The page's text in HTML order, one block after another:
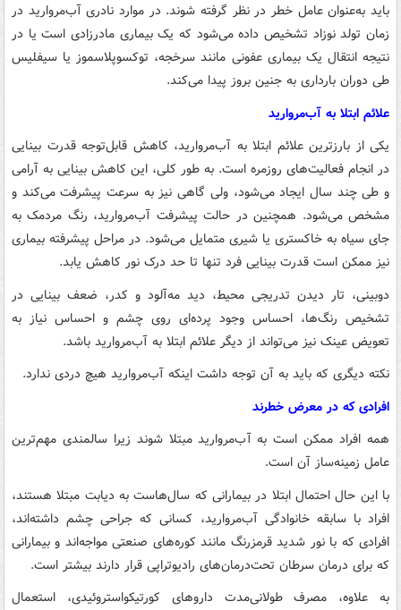
باید به‌عنوان عامل خطر در نظر گرفته شوند. در موارد نادری آب‌مروارید در
زمان تولد نوزاد تشخیص داده می‌شود که یک بیماری مادرزادی است یا در
نتیجه انتقال یک بیماری عفونی مانند سرخجه، توکسوپلاسموز یا سیفلیس
طی دوران بارداری به جنین بروز پیدا می‌کند.
علائم ابتلا به آب‌مروارید
یکی از بارزترین علائم ابتلا به آب‌مروارید، کاهش قابل‌توجه قدرت بینایی
در انجام فعالیت‌های روزمره است. به طور کلی، این کاهش بینایی به آرامی
و طی چند سال ایجاد می‌شود، ولی گاهی نیز به سرعت پیشرفت می‌کند و
مشخص می‌شود. همچنین در حالت پیشرفت آب‌مروارید، رنگ مردمک به
جای سیاه به خاکستری یا شیری متمایل می‌شود. در مراحل پیشرفته بیماری
نیز ممکن است قدرت بینایی فرد تنها تا حد درک نور کاهش یابد.
دوبینی، تار دیدن تدریجی محیط، دید مه‌آلود و کدر، ضعف بینایی در
تشخیص رنگ‌ها، احساس وجود پرده‌ای روی چشم و احساس نیاز به
تعویض عینک نیز می‌تواند از دیگر علائم ابتلا به آب‌مروارید باشد.
نکته دیگری که باید به آن توجه داشت اینکه آب‌مروارید هیچ دردی ندارد.
افرادی که در معرض خطرند
همه افراد ممکن است به آب‌مروارید مبتلا شوند زیرا سالمندی مهم‌ترین
عامل زمینه‌ساز آن است.
با این حال احتمال ابتلا در بیمارانی که سال‌هاست به دیابت مبتلا هستند،
افراد با سابقه خانوادگی آب‌مروارید، کسانی که جراحی چشم داشته‌اند،
افرادی که با نور شدید قرمزرنگ مانند کوره‌های صنعتی مواجه‌اند و بیمارانی
که برای درمان سرطان تحت‌درمان‌های رادیوتراپی قرار دارند بیشتر است.
به علاوه، مصرف طولانی‌مدت داروهای کورتیکواستروئیدی، استعمال